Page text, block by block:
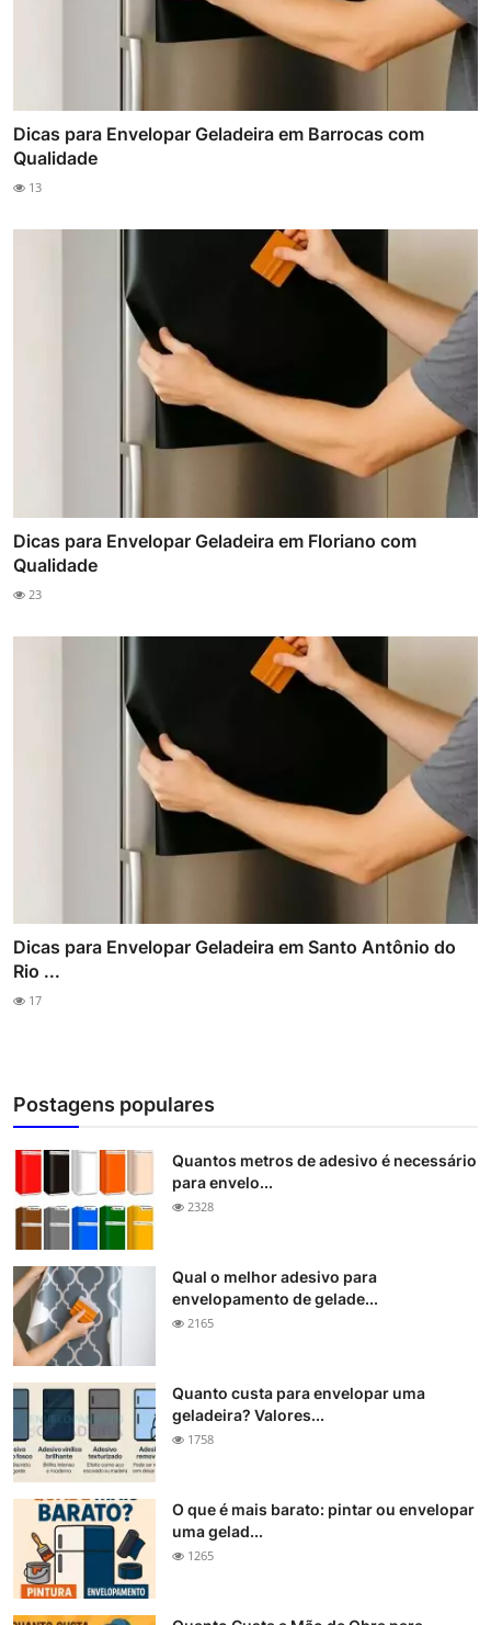
Dicas para Envelopar Geladeira em Barrocas com
Qualidade
13
Dicas para Envelopar Geladeira em Floriano com
Qualidade
23
Dicas para Envelopar Geladeira em Santo Antônio do
Rio ...
17
Postagens populares
Quantos metros de adesivo é necessário
para envelo...
2328
Qual o melhor adesivo para
envelopamento de gelade...
2165
Quanto custa para envelopar uma
geladeira? Valores...
1758
O que é mais barato: pintar ou envelopar
uma gelad...
1265